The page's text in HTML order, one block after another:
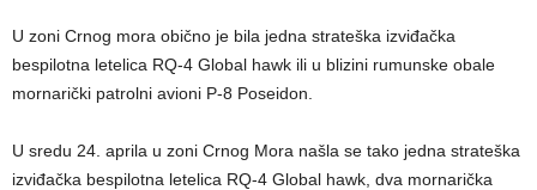
U zoni Crnog mora obično je bila jedna strateška izviđačka
bespilotna letelica RQ-4 Global hawk ili u blizini rumunske obale
mornarički patrolni avioni P-8 Poseidon.
U sredu 24. aprila u zoni Crnog Mora našla se tako jedna strateška
izviđačka bespilotna letelica RQ-4 Global hawk, dva mornarička